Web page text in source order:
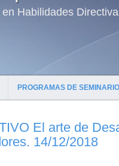
Habilidades
PROGRAMAS DE
El arte de
14/12/2018